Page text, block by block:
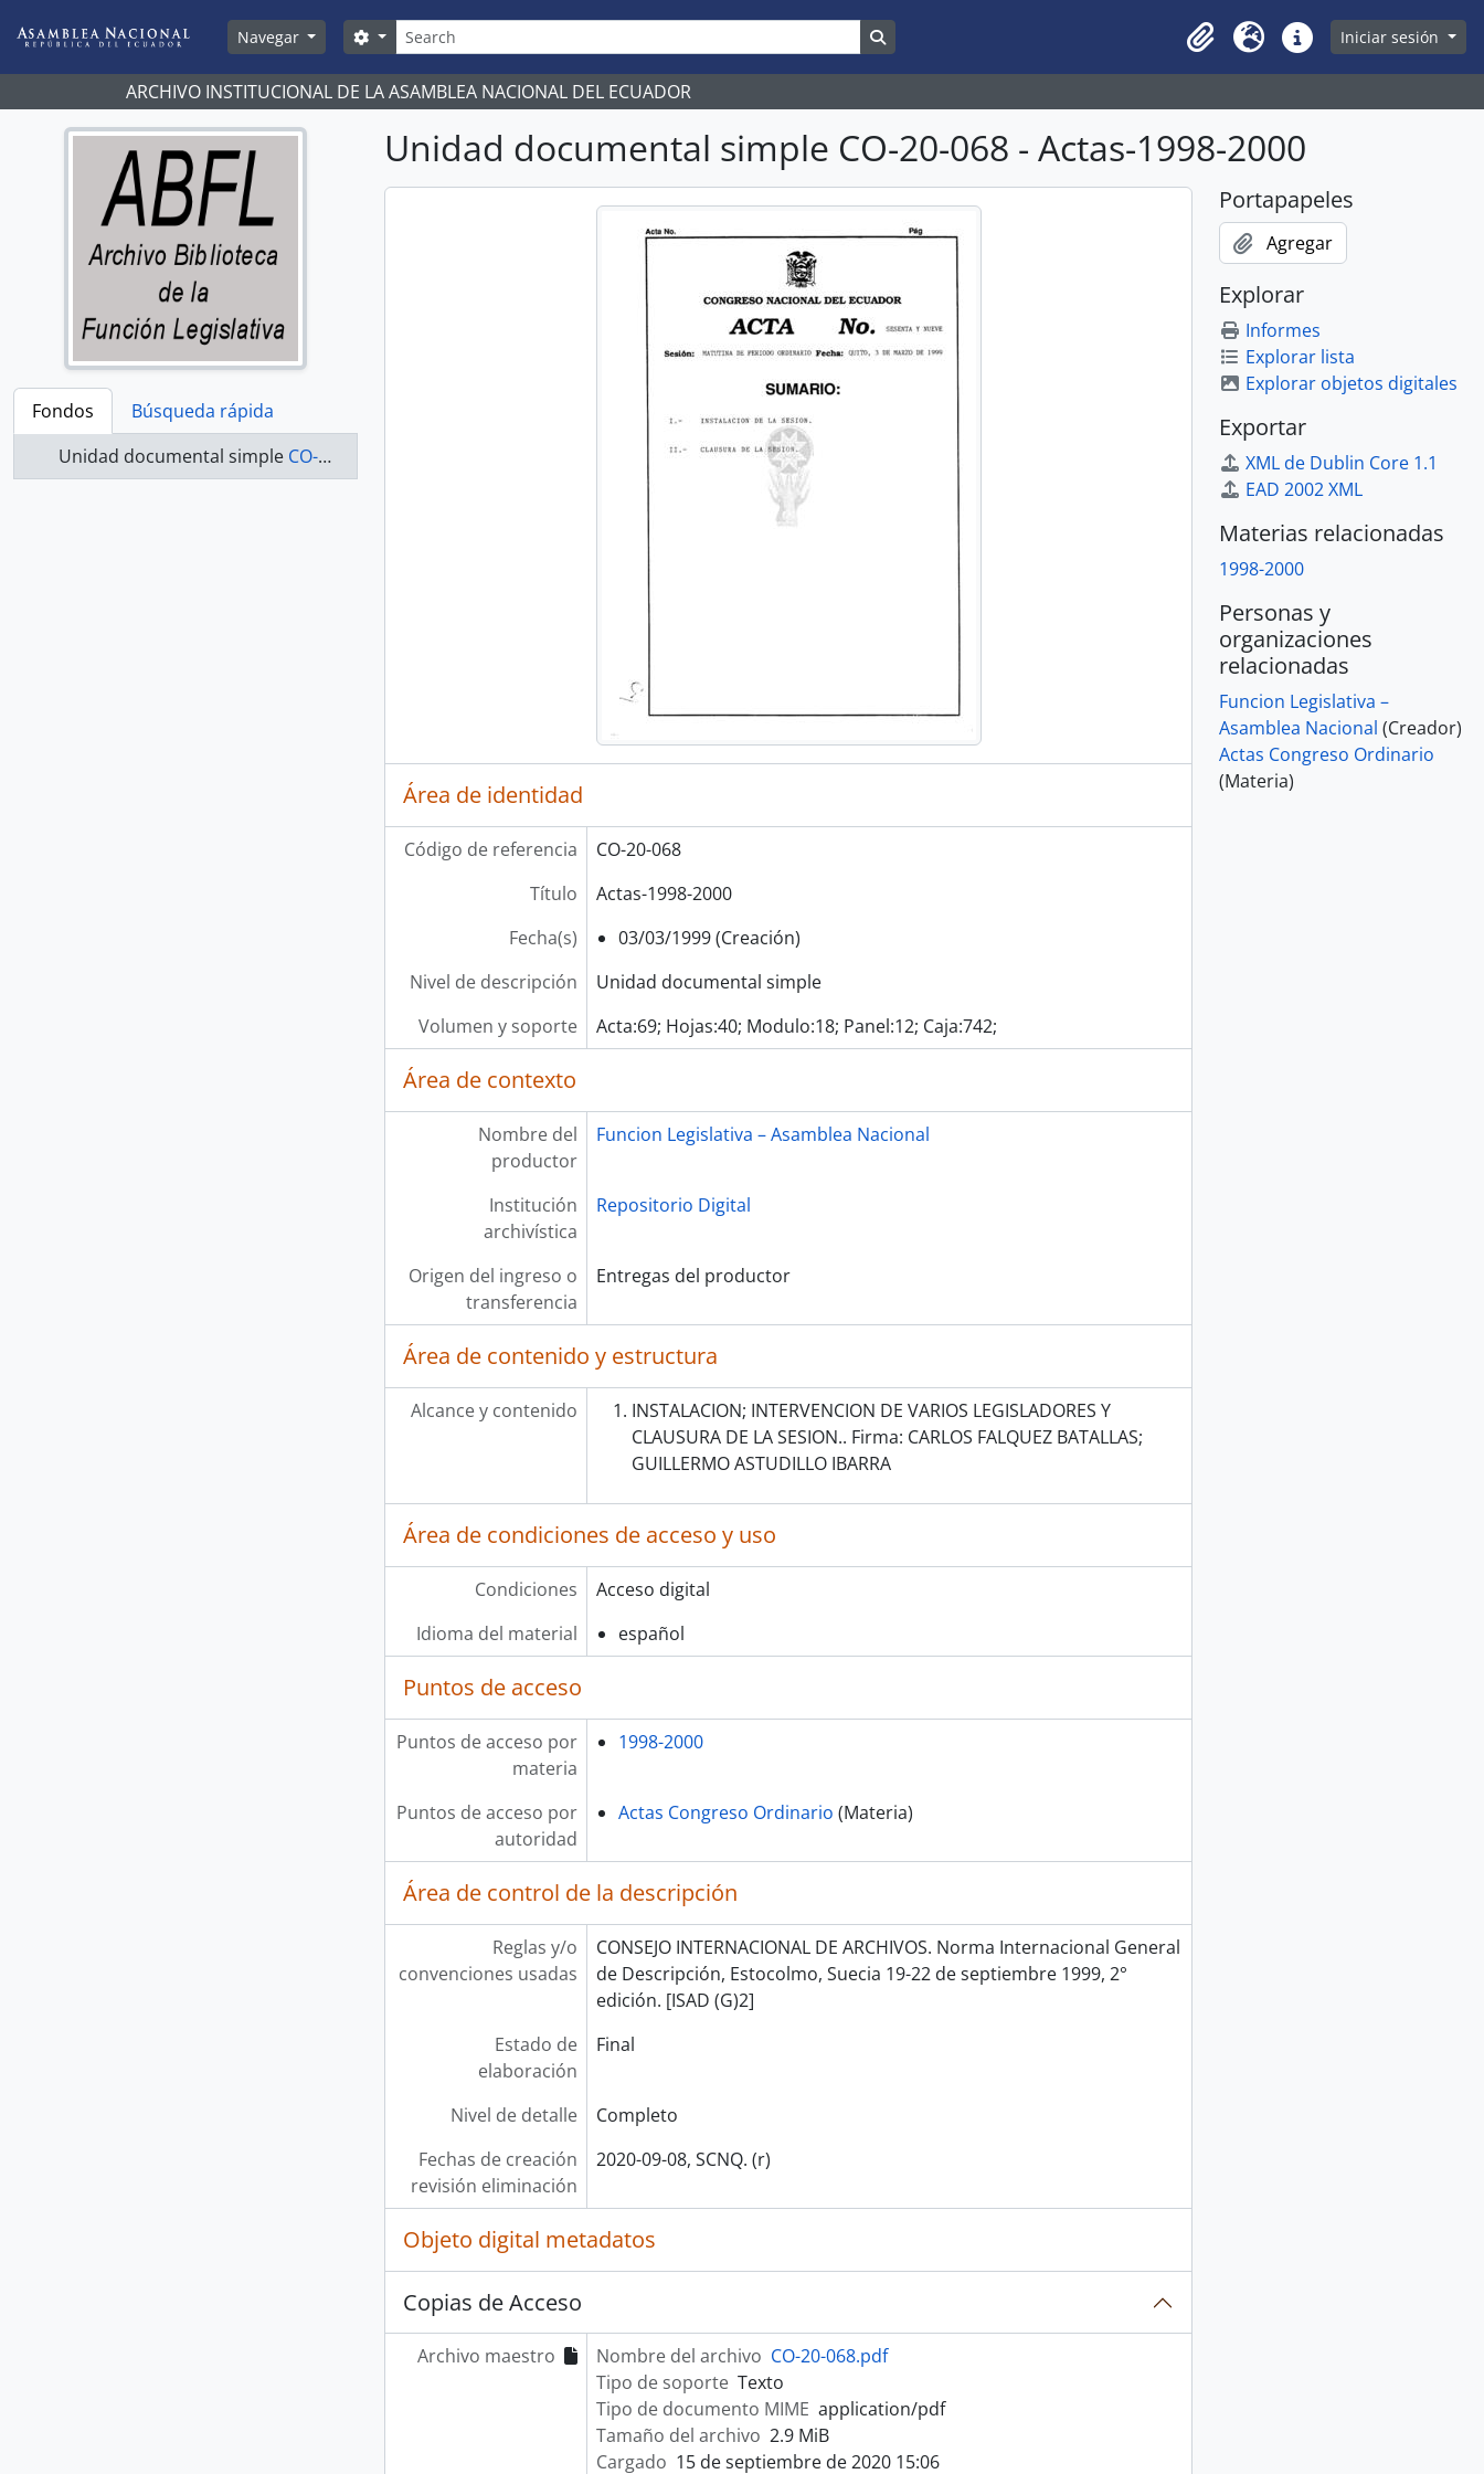
Navegar
Búsqueda
Search options
Clipboard
Idioma Enlaces rápidos
Iniciar sesión
ARCHIVO INSTITUCIONAL DE LA ASAMBLEA NACIONAL DEL ECUADOR
Fondos
Búsqueda rápida
Unidad documental simple CO-20-068 - Actas-1998-2000
Unidad documental simple CO-20-068 - Actas-1998-2000
Área de identidad
Código de referencia
CO-20-068
Título
Actas-1998-2000
Fecha(s)
03/03/1999 (Creación)
Nivel de descripción
Unidad documental simple
Volumen y soporte
Acta:69; Hojas:40; Modulo:18; Panel:12; Caja:742;
Área de contexto
Nombre del
productor
Funcion Legislativa – Asamblea Nacional
Institución
archivística
Repositorio Digital
Origen del ingreso o
transferencia
Entregas del productor
Área de contenido y estructura
Alcance y contenido
INSTALACION; INTERVENCION DE VARIOS LEGISLADORES Y
CLAUSURA DE LA SESION.. Firma: CARLOS FALQUEZ BATALLAS;
GUILLERMO ASTUDILLO IBARRA
Área de condiciones de acceso y uso
Condiciones
Acceso digital
Idioma del material
español
Puntos de acceso
Puntos de acceso por
materia
1998-2000
Puntos de acceso por
autoridad
Actas Congreso Ordinario (Materia)
Área de control de la descripción
Reglas y/o
convenciones usadas
CONSEJO INTERNACIONAL DE ARCHIVOS. Norma Internacional General
de Descripción, Estocolmo, Suecia 19-22 de septiembre 1999, 2°
edición. [ISAD (G)2]
Estado de
elaboración
Final
Nivel de detalle
Completo
Fechas de creación
revisión eliminación
2020-09-08, SCNQ. (r)
Objeto digital metadatos
Copias de Acceso
Archivo maestro Nombre del archivo CO-20-068.pdf
Tipo de soporte Texto
Tipo de documento MIME application/pdf
Tamaño del archivo 2.9 MiB
Cargado 15 de septiembre de 2020 15:06
Portapapeles
Agregar
Explorar
Informes
Explorar lista
Explorar objetos digitales
Exportar
XML de Dublin Core 1.1
EAD 2002 XML
Materias relacionadas
1998-2000
Personas y
organizaciones
relacionadas
Funcion Legislativa –
Asamblea Nacional (Creador)
Actas Congreso Ordinario
(Materia)